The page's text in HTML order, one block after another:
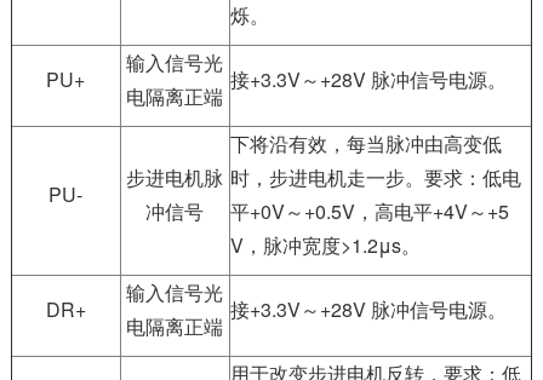
烁。
PU+
输入信号光
电隔离正端
接+3.3V～+28V 脉冲信号电源。
PU-
步进电机脉
冲信号
下将沿有效，每当脉冲由高变低
时，步进电机走一步。要求：低电
平+0V～+0.5V，高电平+4V～+5
V，脉冲宽度>1.2μs。
DR+
输入信号光
电隔离正端
接+3.3V～+28V 脉冲信号电源。
用于改变步进电机反转，要求：低